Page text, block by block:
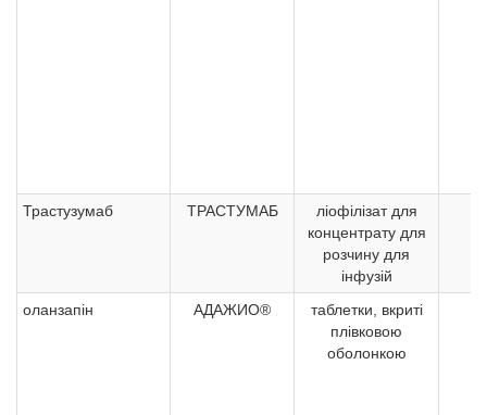
Трастузумаб ТРАСТУМАБ
ліофілізат для
концентрату для
розчину для
інфузій
оланзапін АДАЖИО®
таблетки, вкриті
плівковою
оболонкою